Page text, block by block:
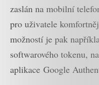
zaslán na mobilní
pro uživatele
možností je pak
softwarového tokenu,
aplikace Google